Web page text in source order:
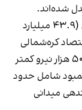
شده‌اند.
با وجود بودجه دفاعی بیش از ۶۱ تریلیون وون (۴۳.۹ میلیارد
اقتصاد کره‌شمالی
بزرگ‌تر است – وزارت دفاع می‌گوید ارتش هنوز ۵۰ هزار نیرو کمتر
شامل حدود
میدانی